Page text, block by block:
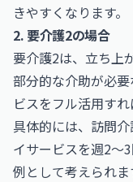
きやすくなります。
2. 要介護2の場合
要介護2は、立ち上
部分的な介助が必
ビスをフル活用すれ
具体的には、訪問
イサービスを週2〜
例として考えられ